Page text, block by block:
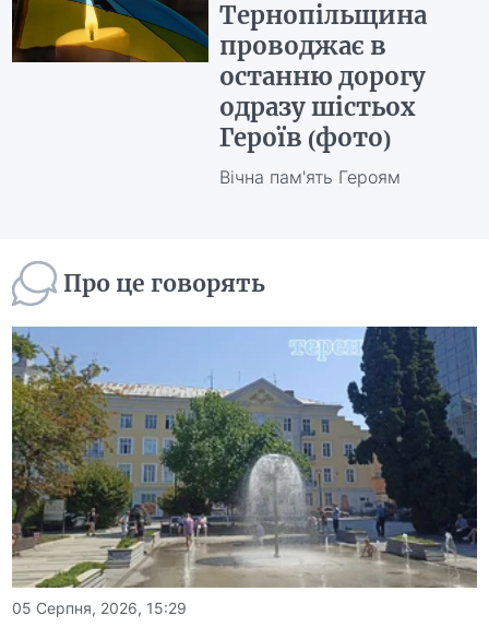
Тернопільщина
проводжає в
останню дорогу
одразу шістьох
Героїв (фото)
Вічна пам'ять Героям
Про це говорять
05 Серпня, 2026, 15:29